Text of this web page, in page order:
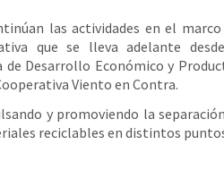
las actividades en el
que se lleva adelante
Desarrollo Económico y
Viento en Contra.
y promoviendo la
reciclables en distintos